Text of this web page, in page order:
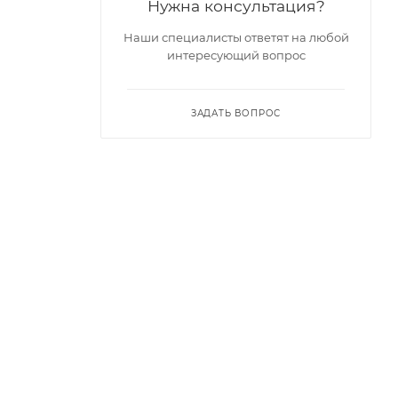
Нужна консультация?
Наши специалисты ответят на любой
интересующий вопрос
ЗАДАТЬ ВОПРОС